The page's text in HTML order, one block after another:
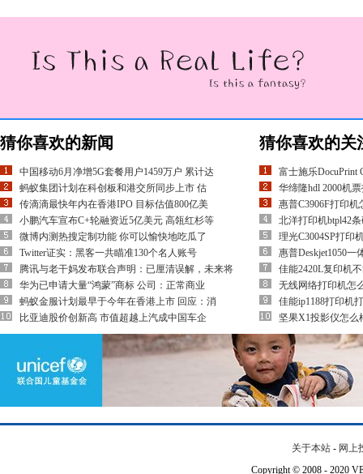
猜你喜欢的新闻
中国移动6月净增5G套餐用户1459万户 累计达
蚂蚁集团计划在科创板和港交所同步上市 估
传滴滴最快年内在香港IPO 目标估值800亿美
小鹏汽车宣布C+轮融资近5亿美元 高瓴红杉等
微博内测热搜定制功能 你可以愉快地吃瓜了
Twitter证实：黑客一共瞄准130个名人账号
腾讯与老干妈发布联合声明：已厘清误解，未来将
华为已申请大量“鸿蒙”商标 公司：正常商业
蚂蚁金服计划最早于今年在香港上市 回应：消
比亚迪股价创新高 市值超越上汽成中国车企
猜你喜欢的关
富士施乐DocuPrint
华缔隆hdl 2000机
惠普C3906F打印机
北洋打印机btpl42
理光C3004SP打印
惠普Deskjet1050一
佳能2420L复印机
无线网络打印机怎
佳能ip1188打印机
坚果X1投影仪怎么
关于本站 - 网上
Copyright © 2008 - 2020